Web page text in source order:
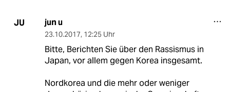
JU jun u
23.10.2017, 12:25 Uhr
Bitte, Berichten Sie über den Rassismus in
Japan, vor allem gegen Korea insgesamt.
Nordkorea und die mehr oder weniger